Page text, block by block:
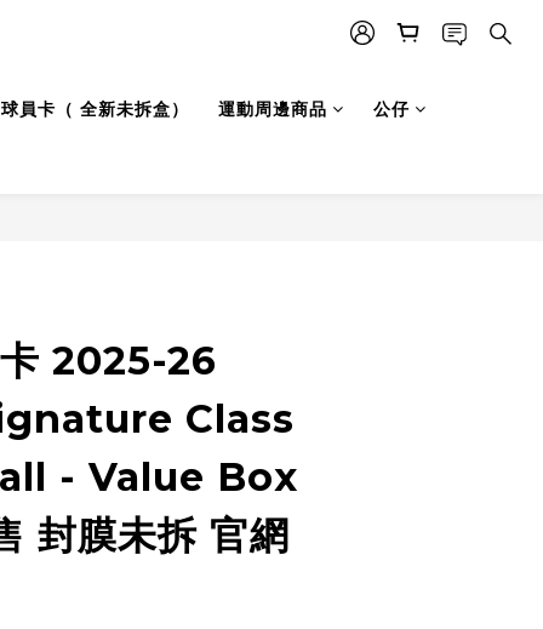
卡（ 全新未拆盒） 運動周邊商品 公仔
2025-26
Class
- Value Box
封膜未拆 官網